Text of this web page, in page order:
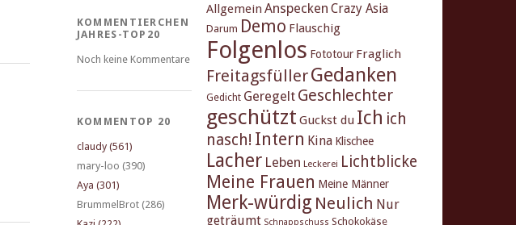
KOMMENTIERCHEN
JAHRES-TOP20
Noch keine Kommentare
KOMMENTOP 20
claudy (561)
mary-loo (390)
Aya (301)
BrummelBrot (286)
Allgemein Anspecken Crazy Asia
Darum Demo Flauschig
Folgenlos Fototour Fraglich
FreitagsfüllerGedanken
Gedicht Geregelt Geschlechter
geschützt Guckst du Ich ich
nasch! Intern Kina Klischee
Lacher Leben Leckerei Lichtblicke
Meine Frauen Meine Männer
Merk-würdig Neulich Nur
geträumt Schnappschuss Schokokäse